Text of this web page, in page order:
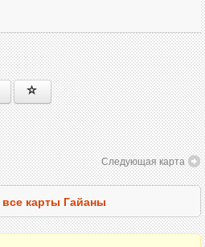
Следующая карта
карты Гайаны